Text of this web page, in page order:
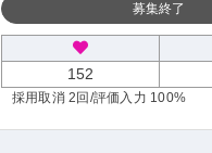
募集終了
152
採用取消 2回 /評価入力 100%